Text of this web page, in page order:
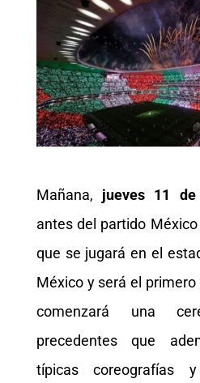
Mañana, jueves 11
antes del partido
que se jugará en el
México y será el primero
comenzará una
precedentes que
típicas coreografías